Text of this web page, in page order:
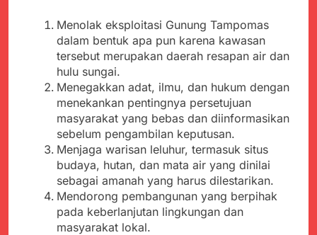
Menolak eksploitasi Gunung Tampomas
dalam bentuk apa pun karena kawasan
tersebut merupakan daerah resapan air dan
hulu sungai.
Menegakkan adat, ilmu, dan hukum dengan
menekankan pentingnya persetujuan
masyarakat yang bebas dan diinformasikan
sebelum pengambilan keputusan.
Menjaga warisan leluhur, termasuk situs
budaya, hutan, dan mata air yang dinilai
sebagai amanah yang harus dilestarikan.
Mendorong pembangunan yang berpihak
pada keberlanjutan lingkungan dan
masyarakat lokal.